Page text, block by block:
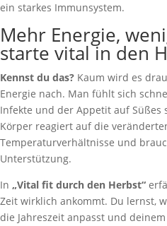
ein starkes Immunsystem.
Mehr Energie,
starte vital in den
Kennst du das? Kaum wird es
Energie nach. Man fühlt sich
Infekte und der Appetit auf Süßes
Körper reagiert auf die
Temperaturverhältnisse und
Unterstützung.
In „Vital fit durch den Herbst“
Zeit wirklich ankommt. Du lernst,
die Jahreszeit anpasst und